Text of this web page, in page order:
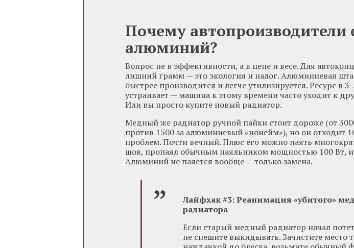
Почему автопроизводители
алюминий?
Вопрос не в эффективности, а в цене и весе. Для
лишний грамм — это экология и налог. Алюминиевая
быстрее производится и легче утилизируется. Ресурс в
устраивает — машина к этому времени часто уходит к
Или вы просто купите новый радиатор.
Медный же радиатор ручной пайки стоит дороже (от
против 1500 за алюминиевый «нонейм»), но он отходит
проблем. Почти вечный. Плюс его можно паять
шов, пропаял обычным паяльником мощностью 100 Вт, и
Алюминий не паяется вообще — только замена.
Лайфхак #3: Реанимация «убитого»
радиатора
Если старый медный радиатор начал
не спешите выкидывать. Зачистите место